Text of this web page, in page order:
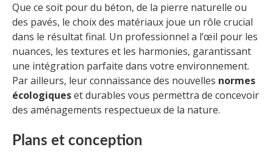
Que ce soit pour du béton, de la pierre naturelle ou
des pavés, le choix des matériaux joue un rôle crucial
dans le résultat final. Un professionnel a l’œil pour les
nuances, les textures et les harmonies, garantissant
une intégration parfaite dans votre environnement.
Par ailleurs, leur connaissance des nouvelles normes
écologiqueset durables vous permettra de concevoir
des aménagements respectueux de la nature.
Plans et conception